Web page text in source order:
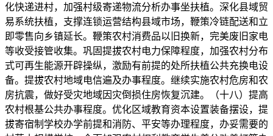
化快递进村，加强村级寄递物流分析办事坐扶植。深化县域贸
易系统扶植，支撑连锁运营结构县域市场，鞭策冷链配送和立
即零售向乡镇延长。鞭策农村消费品以旧换新，完美废旧家电
等收受接管收集。巩固提拔农村电力保障程度，加强农村分布
式可再生能源开辟操纵，激励有前提的处所扶植公共充换电设
备。提拔农村地域电信遍及办事程度。继续实施农村危房和农
房抗震，做好受灾地域因灾倒损住房恢复沉建。（十八）提高
农村根基公共办事程度。优化区域教育资本设置装备摆设，提
拔寄宿制学校办学前提和消防、平安等办理程度，办妥需要的